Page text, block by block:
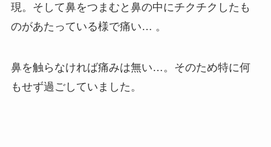
現。そして鼻をつまむと鼻の中にチクチクしたも
のがあたっている様で痛い… 。
鼻を触らなければ痛みは無い…。そのため特に何
もせず過ごしていました。